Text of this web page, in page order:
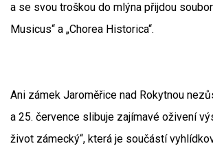
a se svou troškou do mlýna přijdou
Musicus“ a „Chorea Historica“.
Ani zámek Jaroměřice nad Rokytnou
a 25. července slibuje zajímavé oživení
život zámecký“, která je součástí